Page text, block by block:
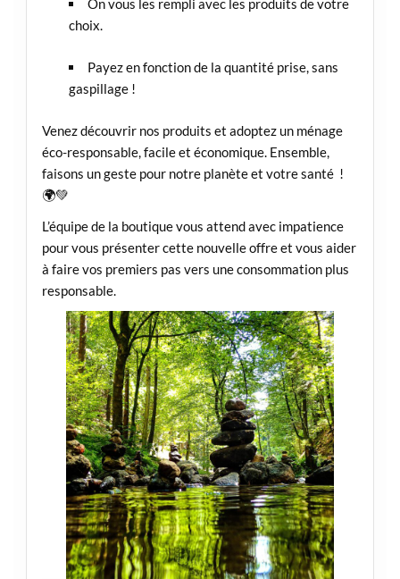
On vous les rempli avec les produits de votre
choix.
Payez en fonction de la quantité prise, sans
gaspillage !
Venez découvrir nos produits et adoptez un ménage
éco-responsable, facile et économique. Ensemble,
faisons un geste pour notre planète et votre santé !
🌍💚
L’équipe de la boutique vous attend avec impatience
pour vous présenter cette nouvelle offre et vous aider
à faire vos premiers pas vers une consommation plus
responsable.